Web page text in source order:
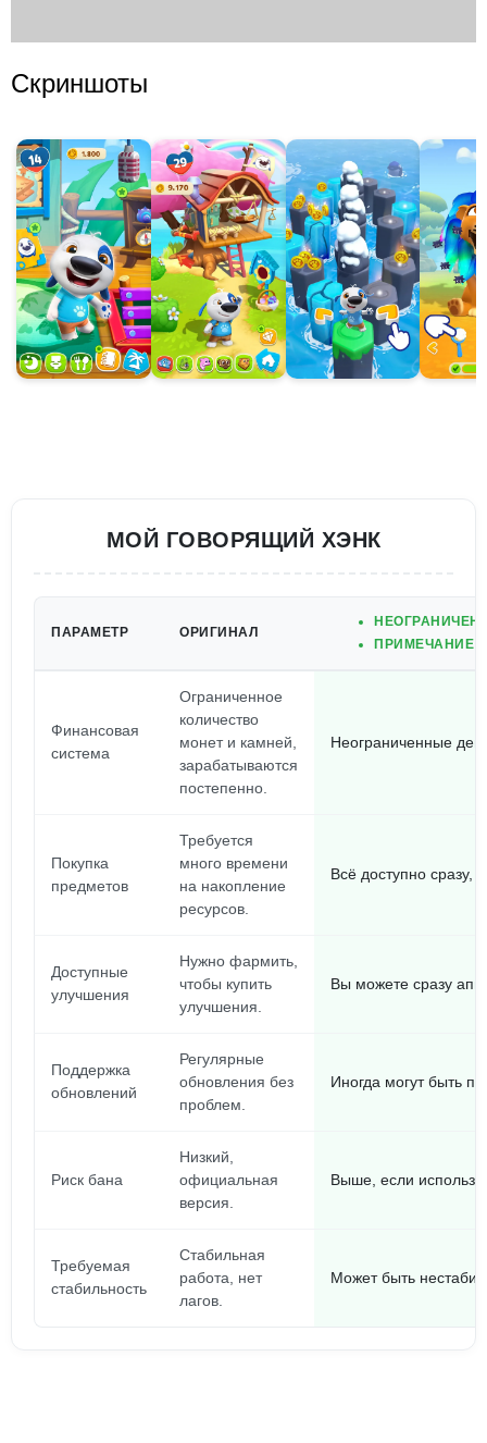
Скриншоты
МОЙ ГОВОРЯЩИЙ ХЭНК
ПАРАМЕТР ОРИГИНАЛ
ПРИМЕЧАНИЕ:
Финансовая
система
Ограниченное
количество
монет и камней,
зарабатываются
постепенно.
Неограниченные
Покупка
предметов
Требуется
много времени
на накопление
ресурсов.
Всё доступно сразу,
Доступные
улучшения
Нужно фармить,
чтобы купить
улучшения.
Вы можете сразу
Поддержка
обновлений
Регулярные
обновления без
проблем.
Иногда могут быть
Риск бана
Низкий,
официальная
версия.
Выше, если
Требуемая
стабильность
Стабильная
работа, нет
лагов.
Может быть